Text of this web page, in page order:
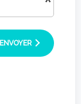
ENVOYER